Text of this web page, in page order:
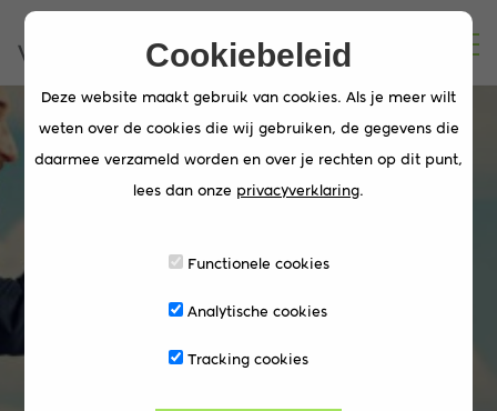
Plan een adviesgesprek
Cookiebeleid
Deze website maakt gebruik van cookies. Als je meer wilt
weten over de cookies die wij gebruiken, de gegevens die
daarmee verzameld worden en over je rechten op dit punt,
lees dan onze privacyverklaring.
Functionele cookies
Analytische cookies
Tracking cookies